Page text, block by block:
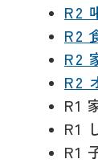
R2
R2
R2
R2
R1
R1
R1